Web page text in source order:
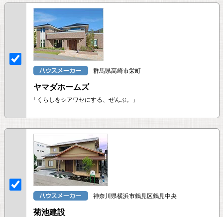
群馬県高崎市栄町
ヤマダホームズ
「くらしをシアワセにする、ぜんぶ。」
神奈川県横浜市鶴見区鶴見中央
菊池建設